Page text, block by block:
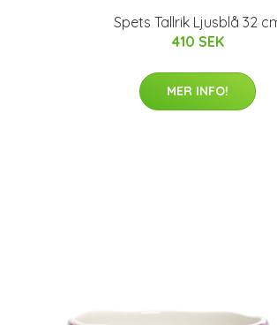
Spets Tallrik Ljusblå 32
410 SEK
MER INFO!